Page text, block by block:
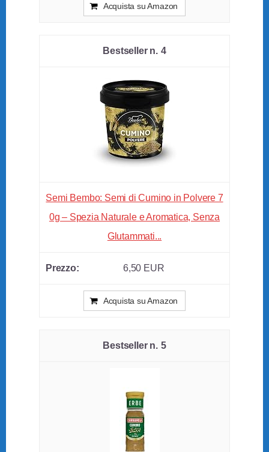
Acquista su Amazon
4
Semi Bembo: Semi di Cumino in Polvere 7
0g – Spezia Naturale e Aromatica, Senza
Glutammati...
6,50 EUR
Acquista su Amazon
5